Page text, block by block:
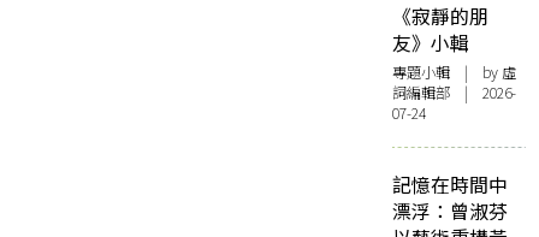
《寂靜的朋
友》小輯
專題小輯 | by 虛
詞編輯部 | 2026-
07-24
記憶在時間中
漂浮：曾淑芬